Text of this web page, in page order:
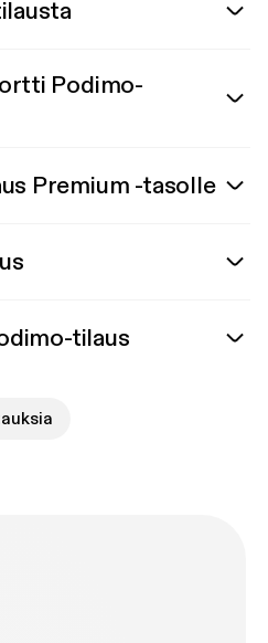
Podimo-
Premium -tasolle
tilaus